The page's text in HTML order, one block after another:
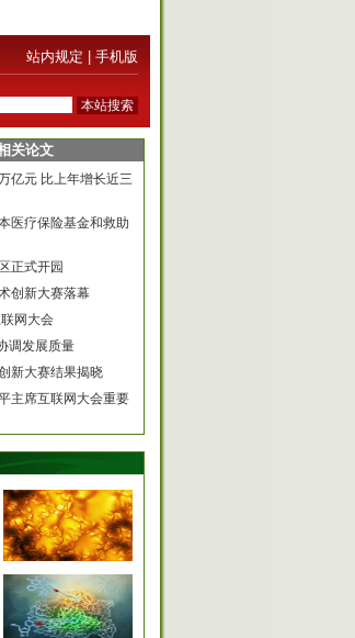
站内规定 手机版
关论文
亿元 比上年增长近三
医疗保险基金和救助
正式开园
创新大赛落幕
网大会
调发展质量
新大赛结果揭晓
主席互联网大会重要